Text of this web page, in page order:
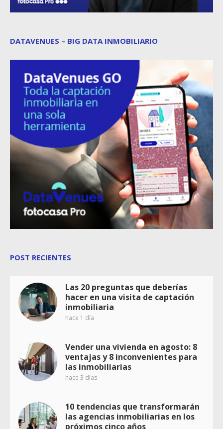
DATAVENUES – BIG DATA INMOBILIARIO
POST RECIENTES
Las 20 preguntas que deberías
hacer en una visita de captación
inmobiliaria
hace 1 día
Vender una vivienda en agosto: 8
ventajas y 8 inconvenientes para
las inmobiliarias
hace 3 días
10 tendencias que transformarán
las agencias inmobiliarias en los
próximos cinco años